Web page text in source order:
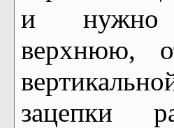
и нужно
верхнюю,
зацепки